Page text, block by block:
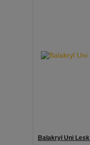
Balakryl Uni